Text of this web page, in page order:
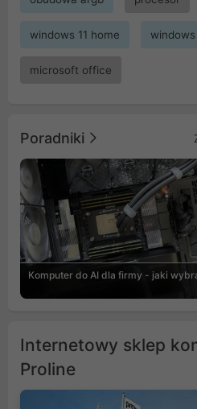
windows 11 home windows
microsoft office
Poradniki
Komputer do AI dla firmy - jaki
Internetowy sklep
Proline